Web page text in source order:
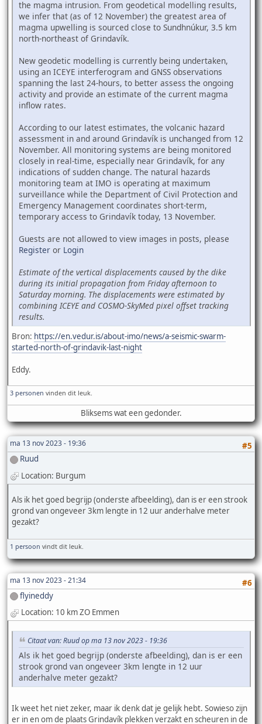
the magma intrusion. From geodetical modelling results,
we infer that (as of 12 November) the greatest area of
magma upwelling is sourced close to Sundhnúkur, 3.5 km
north-northeast of Grindavík.
New geodetic modelling is currently being undertaken,
using an ICEYE interferogram and GNSS observations
spanning the last 24-hours, to better assess the ongoing
activity and provide an estimate of the current magma
inflow rates.
According to our latest estimates, the volcanic hazard
assessment in and around Grindavík is unchanged from 12
November. All monitoring systems are being monitored
closely in real-time, especially near Grindavík, for any
indications of sudden change. The natural hazards
monitoring team at IMO is operating at maximum
surveillance while the Department of Civil Protection and
Emergency Management coordinates short-term,
temporary access to Grindavík today, 13 November.
Guests are not allowed to view images in posts, please
Register or Login
Estimate of the vertical displacements caused by the dike
during its initial propagation from Friday afternoon to
Saturday morning. The displacements were estimated by
combining ICEYE and COSMO-SkyMed pixel offset tracking
results.
Bron: https://en.vedur.is/about-imo/news/a-seismic-swarm-
started-north-of-grindavik-last-night
Eddy.
3 personen vinden dit leuk.
Bliksems wat een gedonder.
ma 13 nov 2023 - 19:36
#5
Ruud
Location: Burgum
Als ik het goed begrijp (onderste afbeelding), dan is er een strook
grond van ongeveer 3km lengte in 12 uur anderhalve meter
gezakt?
1 persoon vindt dit leuk.
ma 13 nov 2023 - 21:34
#6
flyineddy
Location: 10 km ZO Emmen
Citaat van: Ruud op ma 13 nov 2023 - 19:36
Als ik het goed begrijp (onderste afbeelding), dan is er een
strook grond van ongeveer 3km lengte in 12 uur
anderhalve meter gezakt?
Ik weet het niet zeker, maar ik denk dat je gelijk hebt. Sowieso zijn
er in en om de plaats Grindavík plekken verzakt en scheuren in de